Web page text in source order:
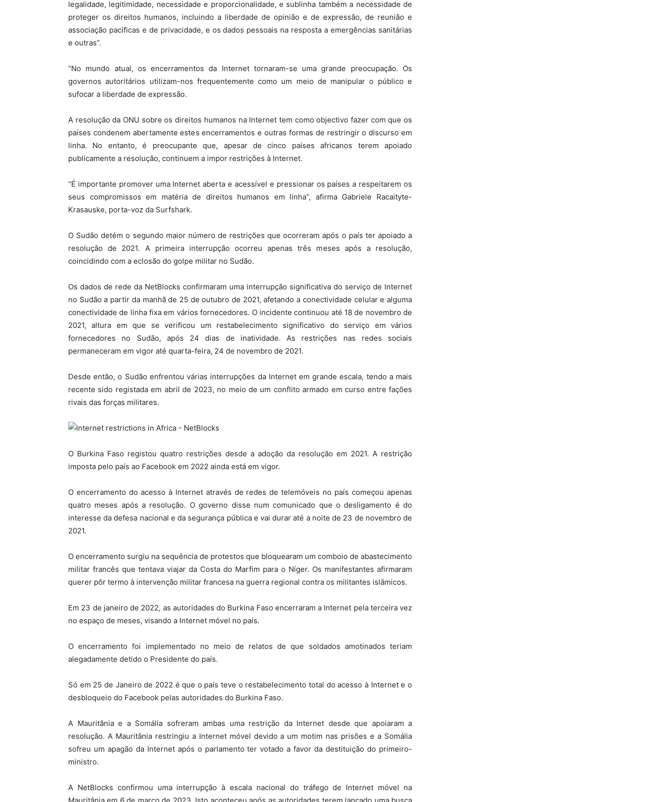
legalidade, legitimidade, necessidade e proporcionalidade, e sublinha também a necessidade de
proteger os direitos humanos, incluindo a liberdade de opinião e de expressão, de reunião e
associação pacíficas e de privacidade, e os dados pessoais na resposta a emergências sanitárias
e outras”.
“No mundo atual, os encerramentos da Internet tornaram-se uma grande preocupação. Os
governos autoritários utilizam-nos frequentemente como um meio de manipular o público e
sufocar a liberdade de expressão.
A resolução da ONU sobre os direitos humanos na Internet tem como objectivo fazer com que os
países condenem abertamente estes encerramentos e outras formas de restringir o discurso em
linha. No entanto, é preocupante que, apesar de cinco países africanos terem apoiado
publicamente a resolução, continuem a impor restrições à Internet.
“É importante promover uma Internet aberta e acessível e pressionar os países a respeitarem os
seus compromissos em matéria de direitos humanos em linha”, afirma Gabriele Racaityte-
Krasauske, porta-voz da Surfshark.
O Sudão detém o segundo maior número de restrições que ocorreram após o país ter apoiado a
resolução de 2021. A primeira interrupção ocorreu apenas três meses após a resolução,
coincidindo com a eclosão do golpe militar no Sudão.
Os dados de rede da NetBlocks confirmaram uma interrupção significativa do serviço de Internet
no Sudão a partir da manhã de 25 de outubro de 2021, afetando a conectividade celular e alguma
conectividade de linha fixa em vários fornecedores. O incidente continuou até 18 de novembro de
2021, altura em que se verificou um restabelecimento significativo do serviço em vários
fornecedores no Sudão, após 24 dias de inatividade. As restrições nas redes sociais
permaneceram em vigor até quarta-feira, 24 de novembro de 2021.
Desde então, o Sudão enfrentou várias interrupções da Internet em grande escala, tendo a mais
recente sido registada em abril de 2023, no meio de um conflito armado em curso entre fações
rivais das forças militares.
O Burkina Faso registou quatro restrições desde a adoção da resolução em 2021. A restrição
imposta pelo país ao Facebook em 2022 ainda está em vigor.
O encerramento do acesso à Internet através de redes de telemóveis no país começou apenas
quatro meses após a resolução. O governo disse num comunicado que o desligamento é do
interesse da defesa nacional e da segurança pública e vai durar até a noite de 23 de novembro de
2021.
O encerramento surgiu na sequência de protestos que bloquearam um comboio de abastecimento
militar francês que tentava viajar da Costa do Marfim para o Níger. Os manifestantes afirmaram
querer pôr termo à intervenção militar francesa na guerra regional contra os militantes islâmicos.
Em 23 de janeiro de 2022, as autoridades do Burkina Faso encerraram a Internet pela terceira vez
no espaço de meses, visando a Internet móvel no país.
O encerramento foi implementado no meio de relatos de que soldados amotinados teriam
alegadamente detido o Presidente do país.
Só em 25 de Janeiro de 2022 é que o país teve o restabelecimento total do acesso à Internet e o
desbloqueio do Facebook pelas autoridades do Burkina Faso.
A Mauritânia e a Somália sofreram ambas uma restrição da Internet desde que apoiaram a
resolução. A Mauritânia restringiu a Internet móvel devido a um motim nas prisões e a Somália
sofreu um apagão da Internet após o parlamento ter votado a favor da destituição do primeiro-
ministro.
A NetBlocks confirmou uma interrupção à escala nacional do tráfego de Internet móvel na